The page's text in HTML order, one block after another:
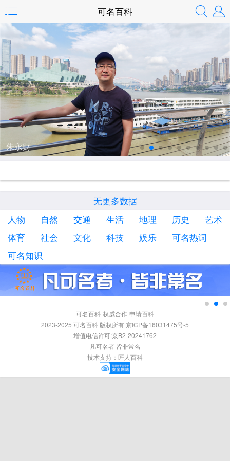
可名百科
朱永财
无更多数据
人物
自然 交通 生活 地理 历史
艺术
体育
社会 文化 科技 娱乐
可名热词
可名知识
可名百科 权威合作 申请百科
2023-2025 可名百科 版权所有 京ICP备16031475号-5
增值电信许可:京B2-20241762
凡可名者 皆非常名
技术支持： 匠人百科